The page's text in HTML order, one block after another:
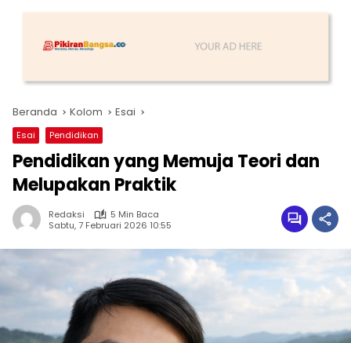
Beranda Kolom Esai
Esai Pendidikan
Pendidikan yang Memuja Teori dan
Melupakan Praktik
Redaksi
5 Min Baca
Sabtu, 7 Februari 2026 10:55